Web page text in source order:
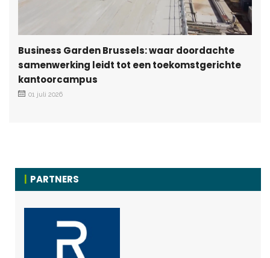
Business Garden Brussels: waar doordachte
samenwerking leidt tot een toekomstgerichte
kantoorcampus
01 juli 2026
PARTNERS